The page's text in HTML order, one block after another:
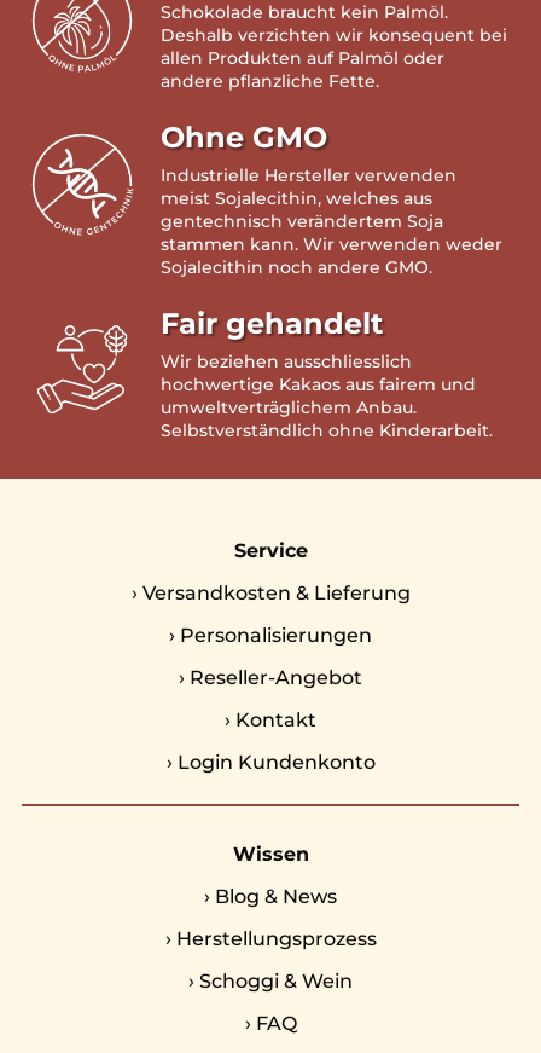
Schokolade braucht kein Palmöl.
Deshalb verzichten wir konsequent bei
allen Produkten auf Palmöl oder
andere pflanzliche Fette.
Ohne GMO
Industrielle Hersteller verwenden
meist Sojalecithin, welches aus
gentechnisch verändertem Soja
stammen kann. Wir verwenden weder
Sojalecithin noch andere GMO.
Fair gehandelt
Wir beziehen ausschliesslich
hochwertige Kakaos aus fairem und
umweltverträglichem Anbau.
Selbstverständlich ohne Kinderarbeit.
Service
› Versandkosten & Lieferung
› Personalisierungen
› Reseller-Angebot
› Kontakt
› Login Kundenkonto
Wissen
› Blog & News
› Herstellungsprozess
› Schoggi & Wein
› FAQ